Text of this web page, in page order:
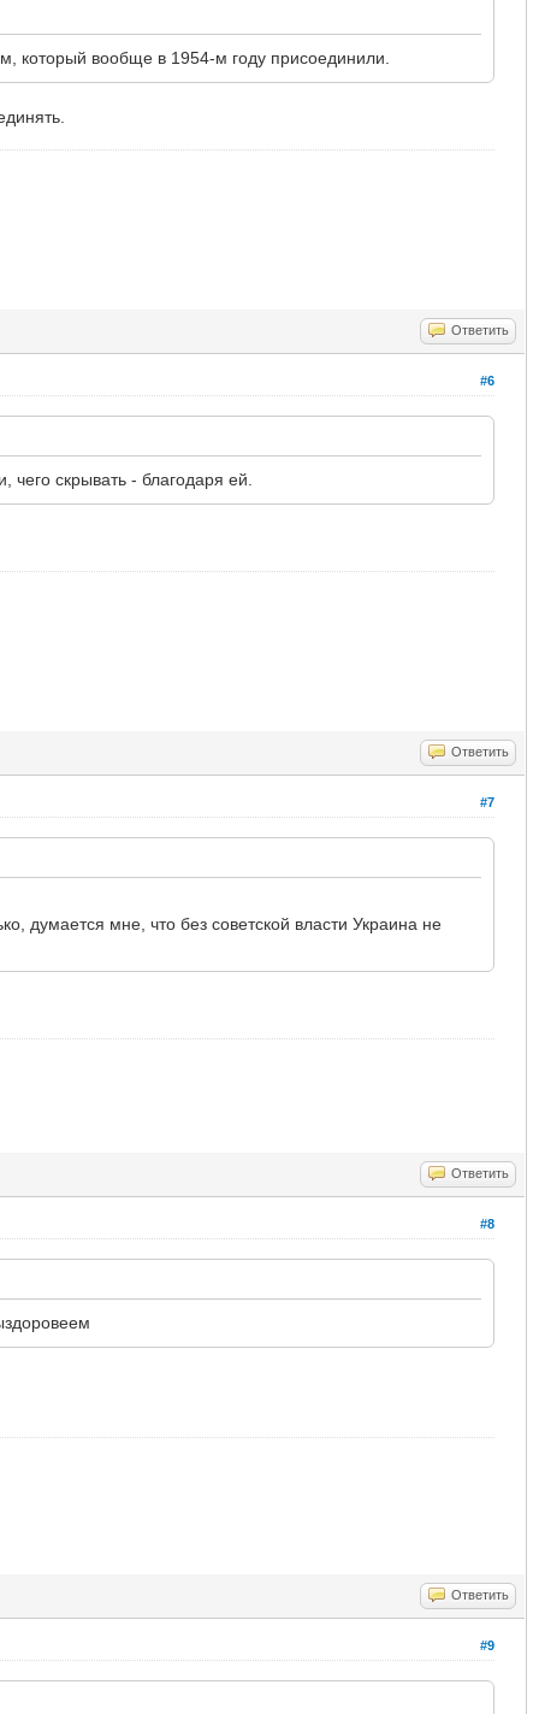
который вообще в 1954-м году присоединили.
Ответить
#6
скрывать - благодаря ей.
Ответить
#7
думается мне, что без советской власти Украина не
Ответить
#8
Ответить
#9